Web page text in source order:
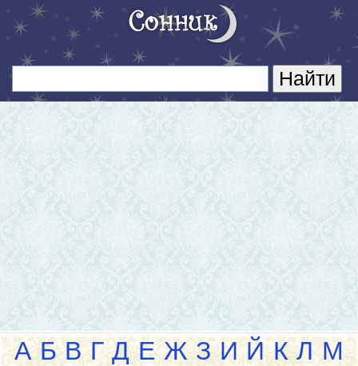
А Б В Г Д Е Ж З И Й К Л М